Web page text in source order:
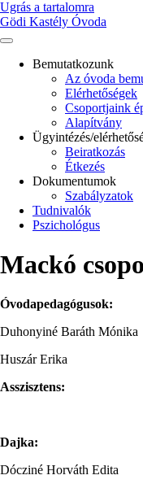
Ugrás a tartalomra
Gödi Kastély Óvoda
Bemutatkozunk
Az óvoda
Elérhetőségek
Csoportjaink
Alapítvány
Ügyintézés/
Beiratkozás
Étkezés
Dokumentumok
Szabályzatok
Tudnivalók
Pszichológus
Mackó
Óvodapedagógusok:
Duhonyiné Baráth Mónika
Huszár Erika
Asszisztens:
Dajka:
Dócziné Horváth Edita